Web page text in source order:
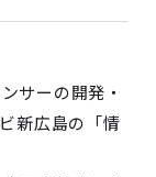
サーの開発・
新広島の「情